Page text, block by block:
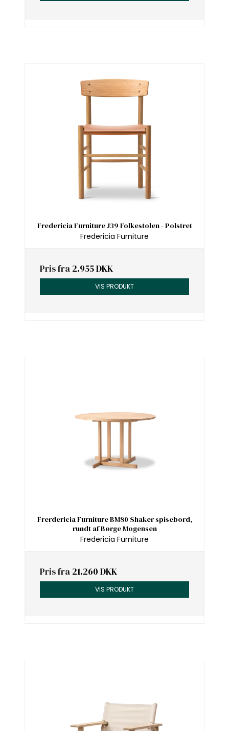
Fredericia Furniture J39 Folkestolen - Polstret
Fredericia Furniture
Pris fra 2.955 DKK
VIS PRODUKT
Frerdericia Furniture BM80 Shaker spisebord,
rundt af Børge Mogensen
Fredericia Furniture
Pris fra 21.260 DKK
VIS PRODUKT